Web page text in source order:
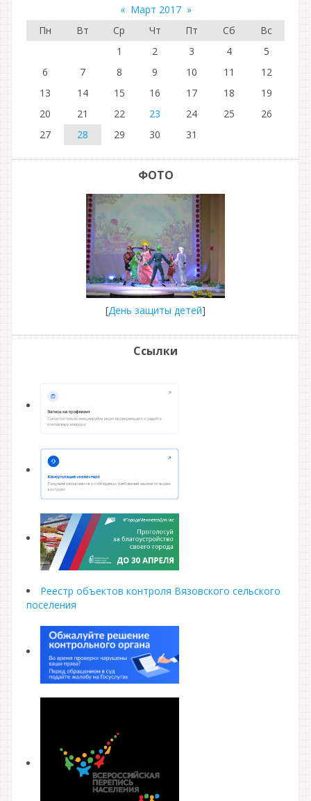
« Март 2017 »
Пн
Вт Ср Чт Пт Сб
Вс
1
2 3 4
5
6
7 8 9 10 11
12
13
14 15 16 17 18
19
20
21 22 23 24 25
26
27
28 29 30 31
ФОТО
[День защиты детей]
Ссылки
Реестр объектов контроля Вязовского сельского
поселения